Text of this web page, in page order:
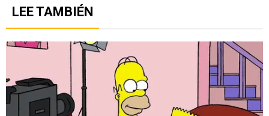
LEE TAMBIÉN